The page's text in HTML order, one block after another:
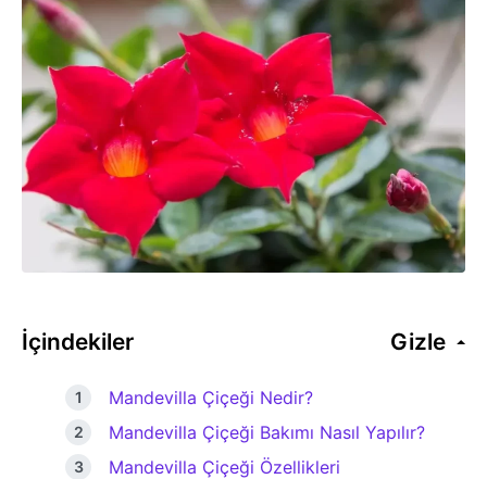
İçindekiler Gizle
Mandevilla Çiçeği Nedir?
Mandevilla Çiçeği Bakımı Nasıl Yapılır?
Mandevilla Çiçeği Özellikleri